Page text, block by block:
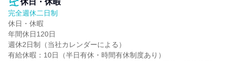
休日・休暇
完全週休二日制
休日・休暇
年間休日120日
週休2日制（当社カレンダーによる）
有給休暇：10日（半日有休・時間有休制度あり）